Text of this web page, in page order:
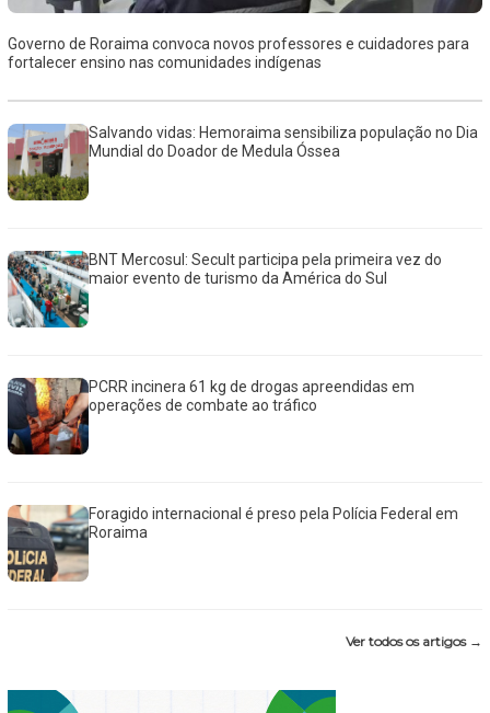
Governo de Roraima convoca novos professores e cuidadores para
fortalecer ensino nas comunidades indígenas
Salvando vidas: Hemoraima sensibiliza população no Dia
Mundial do Doador de Medula Óssea
BNT Mercosul: Secult participa pela primeira vez do
maior evento de turismo da América do Sul
PCRR incinera 61 kg de drogas apreendidas em
operações de combate ao tráfico
Foragido internacional é preso pela Polícia Federal em
Roraima
Ver todos os artigos →